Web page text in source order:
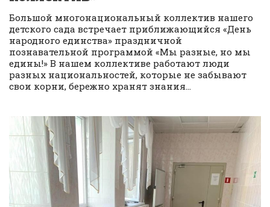
Большой многонациональный коллектив нашего
детского сада встречает приближающийся «День
народного единства» праздничной
познавательной программой «Мы разные, но мы
едины!» В нашем коллективе работают люди
разных национальностей, которые не забывают
свои корни, бережно хранят знания...